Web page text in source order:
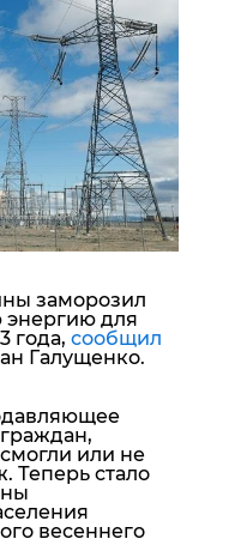
стайл
Помощь проекту
Диалога
биз
Культура
заморозил
энергию для
года, сообщил
Галущенко.
или не
Теперь стало
весеннего